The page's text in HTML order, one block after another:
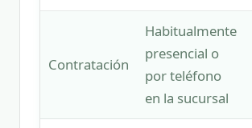
Contratación
Habitualmente
presencial o
por teléfono
en la sucursal